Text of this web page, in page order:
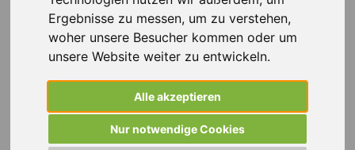
Ergebnisse zu messen, um zu verstehen,
woher unsere Besucher kommen oder um
unsere Website weiter zu entwickeln.
Alle akzeptieren
Nur notwendige Cookies
entsprechen – unabhängig davon, ob Sie eine
langfristige Perspektive oder erste Praxiserfahrungen
suchen.
Bei uns finden Sie maßgeschneiderte Berufseinsteiger-
Jobs in verschiedenen Branchen, eine persönliche
Betreuung durch erfahrene Ansprechpartner:innen und
die Chance, sich beruflich weiterzuentwickeln – Schritt